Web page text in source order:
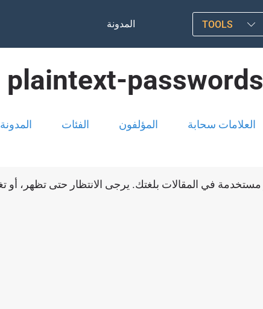
المدونة TOOLS
plaintext-passwords
المدونة الفئات المؤلفون العلامات سحابة